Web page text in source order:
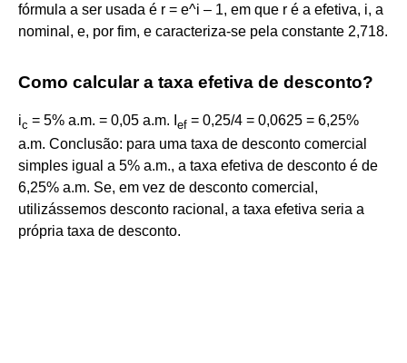
fórmula a ser usada é r = e^i – 1, em que r é a efetiva, i, a
nominal, e, por fim, e caracteriza-se pela constante 2,718.
Como calcular a taxa efetiva de desconto?
ic = 5% a.m. = 0,05 a.m. I ef = 0,25/4 = 0,0625 = 6,25%
a.m. Conclusão: para uma taxa de desconto comercial
simples igual a 5% a.m., a taxa efetiva de desconto é de
6,25% a.m. Se, em vez de desconto comercial,
utilizássemos desconto racional, a taxa efetiva seria a
própria taxa de desconto.